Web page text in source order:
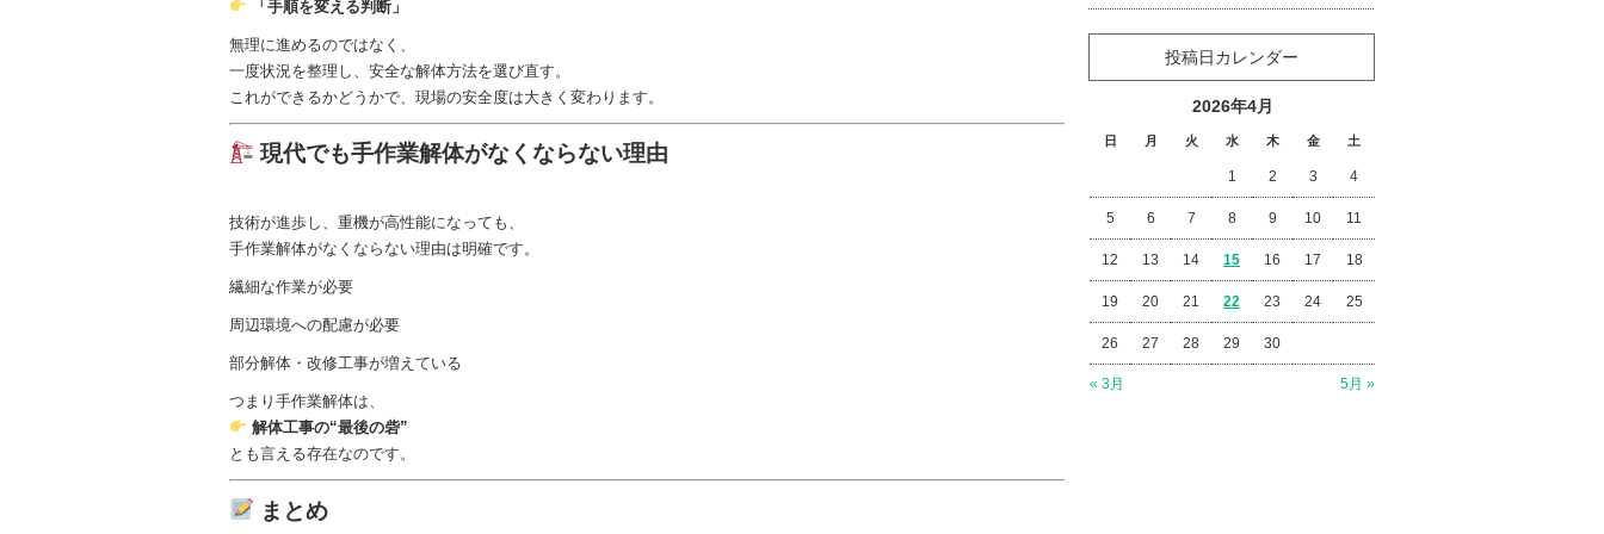
「手順を変える判断」
無理に進めるのではなく、
一度状況を整理し、安全な解体方法を選び直す。
これができるかどうかで、現場の安全度は大きく変わります。
現代でも手作業解体がなくならない理由
技術が進歩し、重機が高性能になっても、
手作業解体がなくならない理由は明確です。
繊細な作業が必要
周辺環境への配慮が必要
部分解体・改修工事が増えている
つまり手作業解体は、
解体工事の“最後の砦”
とも言える存在なのです。
まとめ
投稿日カレンダー
2026年4月
日 月 火 水 木 金 土
« 3月 5月 »
1 2 3 4
5 6 7 8 9 10 11
12 13 14 15 16 17 18
19 20 21 22 23 24 25
26 27 28 29 30